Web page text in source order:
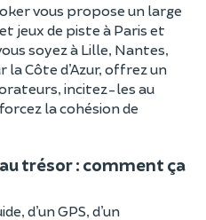
vous propose un large
jeux de piste à Paris et
soyez à Lille, Nantes,
la Côte d’Azur, offrez un
incitez-les au
la cohésion de
trésor : comment ça
d’un GPS, d’un